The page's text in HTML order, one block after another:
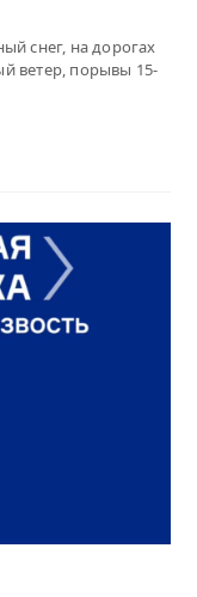
снег, на дорогах
ветер, порывы 15-